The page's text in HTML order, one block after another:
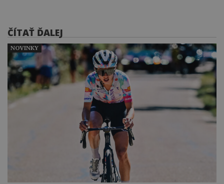
ČÍTAŤ ĎALEJ
NOVINKY